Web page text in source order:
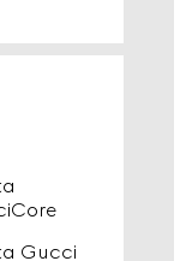
Gucci